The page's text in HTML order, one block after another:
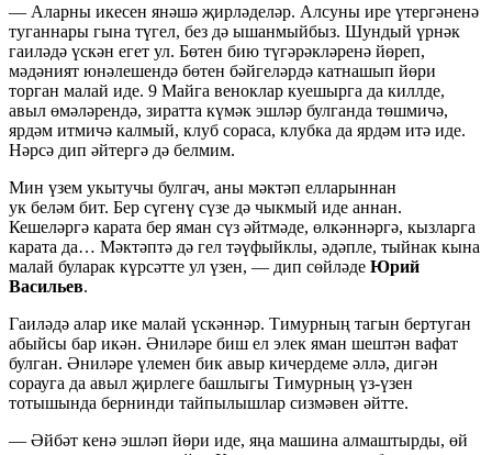
— Аларны икесен янәшә җирләделәр. Алсуны ире үтергәненә
туганнары гына түгел, без дә ышанмыйбыз. Шундый үрнәк
гаиләдә үскән егет ул. Бөтен бию түгәрәкләренә йөреп,
мәдәният юнәлешендә бөтен бәйгеләрдә катнашып йөри
торган малай иде. 9 Майга веноклар куешырга да киллде,
авыл өмәләрендә, зиратта күмәк эшләр булганда төшмичә,
ярдәм итмичә калмый, клуб сораса, клубка да ярдәм итә иде.
Нәрсә дип әйтергә дә белмим.
Мин үзем укытучы булгач, аны мәктәп елларыннан
ук беләм бит. Бер сүгенү сүзе дә чыкмый иде аннан.
Кешеләргә карата бер яман сүз әйтмәде, өлкәннәргә, кызларга
карата да… Мәктәптә дә гел тәүфыйклы, әдәпле, тыйнак кына
малай буларак күрсәтте ул үзен, — дип сөйләде Юрий
Васильев.
Гаиләдә алар ике малай үскәннәр. Тимурның тагын бертуган
абыйсы бар икән. Әниләре биш ел элек яман шештән вафат
булган. Әниләре үлемен бик авыр кичердеме әллә, дигән
сорауга да авыл җирлеге башлыгы Тимурның үз-үзен
тотышында бернинди тайпылышлар сизмәвен әйтте.
— Әйбәт кенә эшләп йөри иде, яңа машина алмаштырды, өй